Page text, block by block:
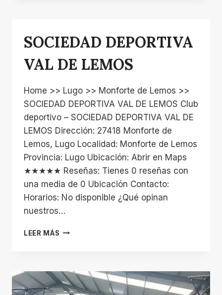
SOCIEDAD DEPORTIVA
VAL DE LEMOS
Home >> Lugo >> Monforte de Lemos >>
SOCIEDAD DEPORTIVA VAL DE LEMOS Club
deportivo – SOCIEDAD DEPORTIVA VAL DE
LEMOS Dirección: 27418 Monforte de
Lemos, Lugo Localidad: Monforte de Lemos
Provincia: Lugo Ubicación: Abrir en Maps
★★★★★ Reseñas: Tienes 0 reseñas con
una media de 0 Ubicación Contacto:
Horarios: No disponible ¿Qué opinan
nuestros…
LEER MÁS SOCIEDAD
LEMOS